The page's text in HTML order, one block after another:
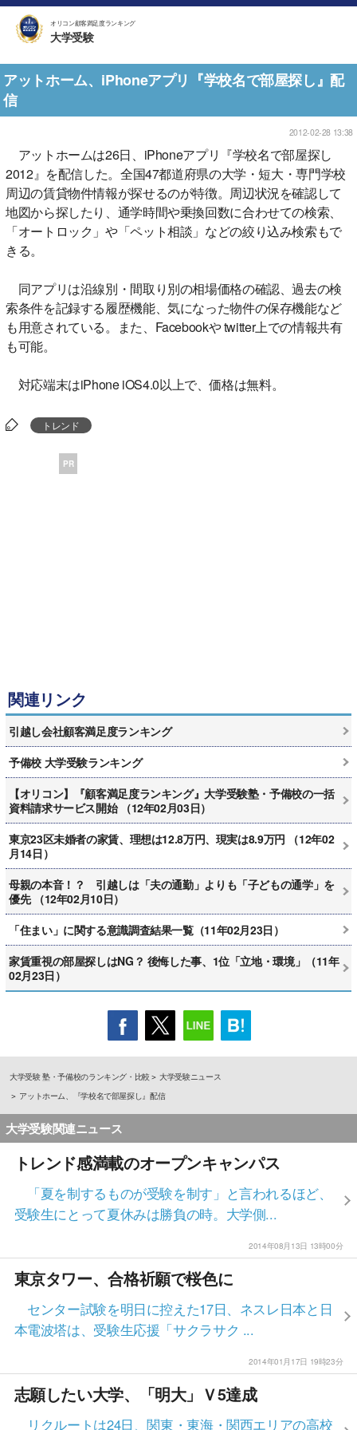
オリコン顧客満足度ランキング
大学受験
アットホーム、iPhoneアプリ『学校名で部屋探し』配
信
2012-02-28 13:38
アットホームは26日、iPhoneアプリ『学校名で部屋探し
2012』を配信した。全国47都道府県の大学・短大・専門学校
周辺の賃貸物件情報が探せるのが特徴。周辺状況を確認して
地図から探したり、通学時間や乗換回数に合わせての検索、
「オートロック」や「ペット相談」などの絞り込み検索もで
きる。
同アプリは沿線別・間取り別の相場価格の確認、過去の検
索条件を記録する履歴機能、気になった物件の保存機能など
も用意されている。また、Facebookや twitter上での情報共有
も可能。
対応端末はiPhone iOS4.0以上で、価格は無料。
トレンド
PR
関連リンク
引越し会社顧客満足度ランキング
予備校 大学受験ランキング
【オリコン】『顧客満足度ランキング』大学受験塾・予備校の一括
資料請求サービス開始 （12年02月03日）
東京23区未婚者の家賃、理想は12.8万円、現実は8.9万円 （12年02
月14日）
母親の本音！？ 引越しは「夫の通勤」よりも「子どもの通学」を
優先 （12年02月10日）
「住まい」に関する意識調査結果一覧（11年02月23日）
家賃重視の部屋探しはNG？ 後悔した事、1位「立地・環境」（11年
02月23日）
大学受験 塾・予備校のランキング・比較
大学受験ニュース
アットホーム、『学校名で部屋探し』配信
大学受験関連ニュース
トレンド感満載のオープンキャンパス
「夏を制するものが受験を制す」と言われるほど、
受験生にとって夏休みは勝負の時。大学側...
2014年08月13日 13時00分
東京タワー、合格祈願で桜色に
センター試験を明日に控えた17日、ネスレ日本と日
本電波塔は、受験生応援「サクラサク ...
2014年01月17日 19時23分
志願したい大学、「明大」Ｖ5達成
リクルートは24日、関東・東海・関西エリアの高校